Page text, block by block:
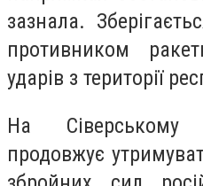
зазнала.
противником
ударів з території
На
продовжує